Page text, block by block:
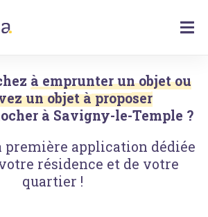
à emprunter un objet ou
un objet à proposer
à Savigny-le-Temple ?
première application dédiée
résidence et de votre
quartier !